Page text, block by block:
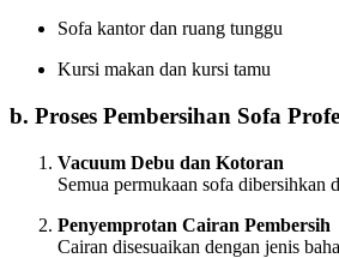
Sofa kantor dan ruang tunggu
Kursi makan dan kursi tamu
b. Proses Pembersihan Sofa
Vacuum Debu dan Kotoran
Semua permukaan sofa dibersihkan
Penyemprotan Cairan Pembersih
Cairan disesuaikan dengan jenis